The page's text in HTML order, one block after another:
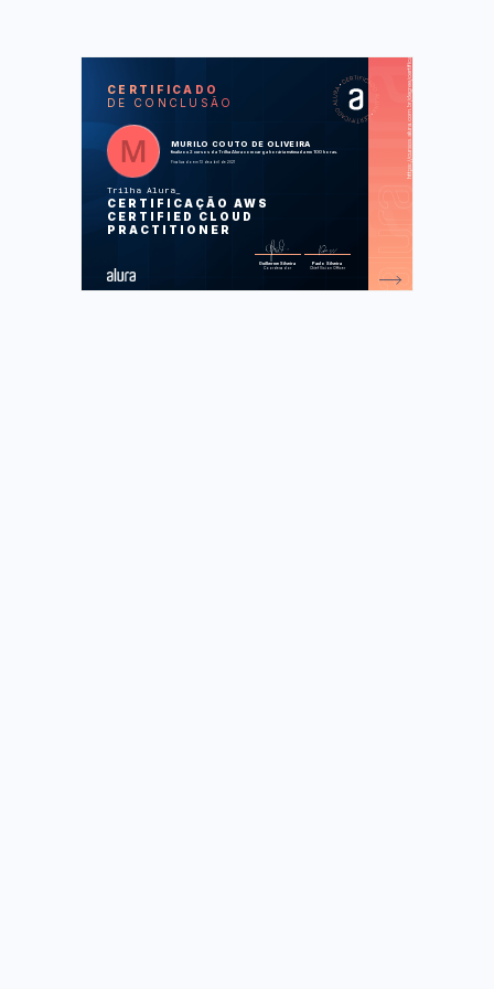
CERTIFICADO
DE CONCLUSÃO
MURILO COUTO DE OLIVEIRA
finalizou 2 cursos da Trilha Alura com carga horária estimada em 100 horas.
Finalizado em 13 de abril de 2021
Trilha Alura
CERTIFICAÇÃO AWS
CERTIFIED CLOUD
PRACTITIONER
Guilherme Silveira
Coordenador
Paulo Silveira
Chief Vision Officer
CUR
SOS
AWS Certified Cloud Practitioner:
Domain 1 e 2